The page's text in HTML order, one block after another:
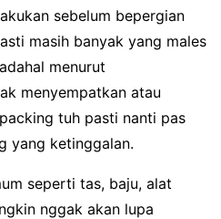
sebelum bepergian
masih banyak yang males
menurut
menyempatkan atau
tuh pasti nanti pas
yang ketinggalan.
seperti tas, baju, alat
nggak akan lupa